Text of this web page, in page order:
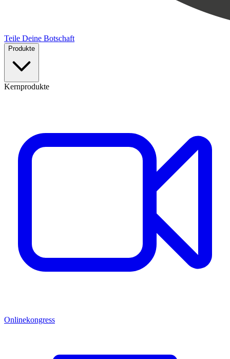
Teile Deine Botschaft
Produkte
Kernprodukte
Onlinekongress